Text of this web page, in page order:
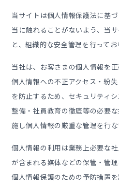
当サイトは個人情報保護法に基
当に触れることがないよう、当
と、組織的な安全管理を行ってお
当社は、お客さまの個人情報を
個人情報への不正アクセス・紛
を防止するため、セキュリティ
整備・社員教育の徹底等の必要
施し個人情報の厳重な管理を行な
個人情報の利用は業務上必要な
が含まれる媒体などの保管・管理
個人情報保護のための予防措置